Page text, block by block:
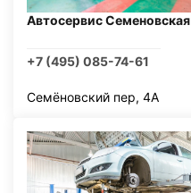
Автосервис Семеновская
+7 (495) 085-74-61
Семёновский пер, 4А